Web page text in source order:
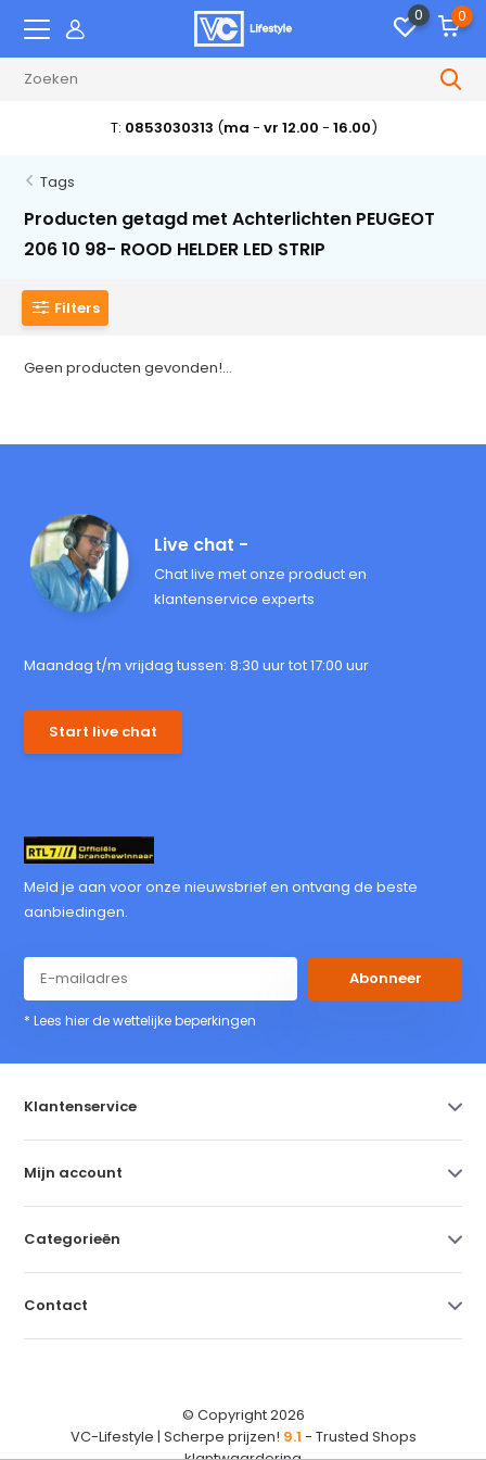
0 0
T: 0853030313 (ma - vr 12.00 - 16.00)
Tags
Producten getagd met Achterlichten PEUGEOT
206 10 98- ROOD HELDER LED STRIP
Filters
Geen producten gevonden!...
Live chat -
Chat live met onze product en
klantenservice experts
Maandag t/m vrijdag tussen: 8:30 uur tot 17:00 uur
Start live chat
Meld je aan voor onze nieuwsbrief en ontvang de beste
aanbiedingen.
Abonneer
* Lees hier de wettelijke beperkingen
Klantenservice
Mijn account
Categorieën
Contact
© Copyright 2026
VC-Lifestyle | Scherpe prijzen! 9.1 - Trusted Shops